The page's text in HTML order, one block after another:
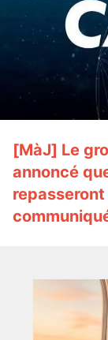
[MàJ] Le
annoncé